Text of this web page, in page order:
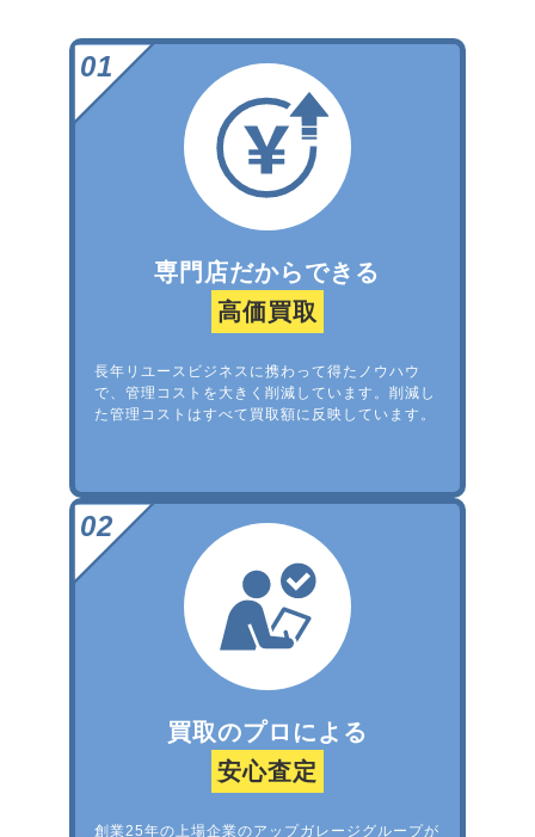
専門店だからできる
高価買取
長年リユースビジネスに携わって得たノウハウ
で、管理コストを大きく削減しています。削減し
た管理コストはすべて買取額に反映しています。
買取のプロによる
安心査定
創業25年の上場企業のアップガレージグループが